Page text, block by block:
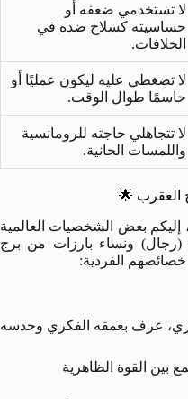
لا تستخدمي ضعفه أو
حساسيته كسلاح ضده في
الخلافات.
لا تضغطي عليه ليكون عمليًا أو
حاسمًا طوال الوقت.
لا تتجاهلي حاجته للرومانسية
واللمسات الحانية.
العقرب 🌟
إليكم بعض الشخصيات العالمية
(رجال) ونساء بارزات من برج
الفردية:
عرف بعمقه الفكري وحدسه
القوة الظاهرية